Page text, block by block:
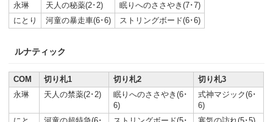
永琳
天人の秘薬(2･2)
眠りへのささやき(7･7)
にとり
河童の暴走車(6･6) ストリングボード(6･6)
ルナティック
COM 切り札1 切り札2
切り札3
永琳
天人の禁薬(2･2)
眠りへのささやき(6･
6)
式神マジック(6･
6)